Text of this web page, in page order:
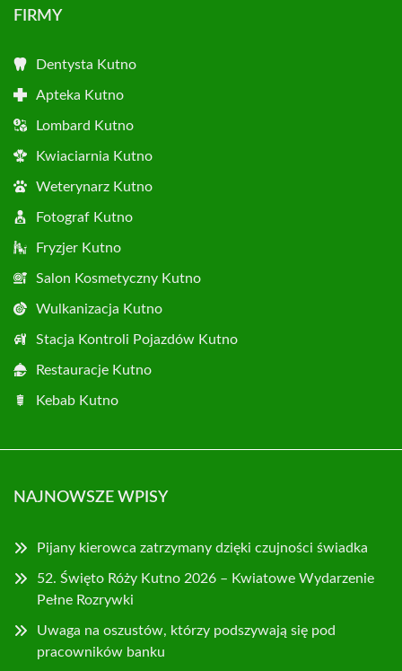
FIRMY
Dentysta Kutno
Apteka Kutno
Lombard Kutno
Kwiaciarnia Kutno
Weterynarz Kutno
Fotograf Kutno
Fryzjer Kutno
Salon Kosmetyczny Kutno
Wulkanizacja Kutno
Stacja Kontroli Pojazdów Kutno
Restauracje Kutno
Kebab Kutno
NAJNOWSZE WPISY
Pijany kierowca zatrzymany dzięki czujności świadka
52. Święto Róży Kutno 2026 – Kwiatowe Wydarzenie
Pełne Rozrywki
Uwaga na oszustów, którzy podszywają się pod
pracowników banku